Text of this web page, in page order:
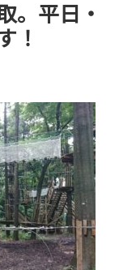
。平日・
！